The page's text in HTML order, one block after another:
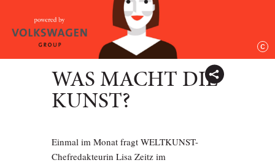
WAS MACHT DIE
KUNST?
Einmal im Monat fragt WELTKUNST-
Chefredakteurin Lisa Zeitz im